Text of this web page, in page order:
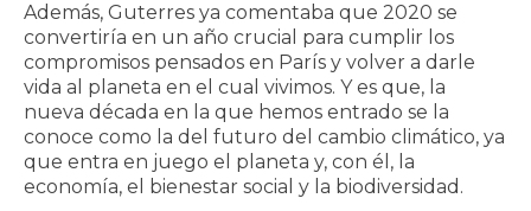
Además, Guterres ya comentaba que 2020 se
convertiría en un año crucial para cumplir los
compromisos pensados en París y volver a darle
vida al planeta en el cual vivimos. Y es que, la
nueva década en la que hemos entrado se la
conoce como la del futuro del cambio climático, ya
que entra en juego el planeta y, con él, la
economía, el bienestar social y la biodiversidad.